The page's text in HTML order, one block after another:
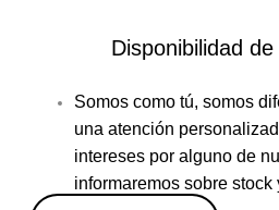
Disponibilidad
Somos como tú, somos
una atención
intereses por alguno de
informaremos sobre stock